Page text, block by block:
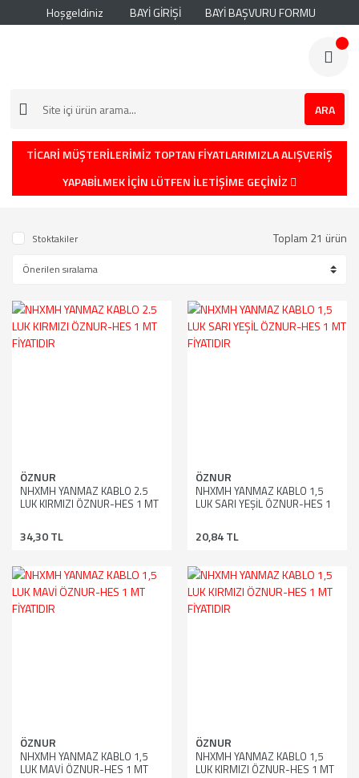
Hoşgeldiniz BAYİ GİRİŞİ BAYİ BAŞVURU FORMU
ARA
TİCARİ MÜŞTERİLERİMİZ TOPTAN FİYATLARIMIZLA ALIŞVERİŞ
YAPABİLMEK İÇİN LÜTFEN İLETİŞİME GEÇİNİZ
Stoktakiler Toplam 21 ürün
ÖZNUR
NHXMH YANMAZ KABLO 2.5
LUK KIRMIZI ÖZNUR-HES 1 MT
34,30 TL
ÖZNUR
NHXMH YANMAZ KABLO 1,5
LUK SARI YEŞİL ÖZNUR-HES 1
20,84 TL
ÖZNUR
NHXMH YANMAZ KABLO 1,5
LUK MAVİ ÖZNUR-HES 1 MT
ÖZNUR
NHXMH YANMAZ KABLO 1,5
LUK KIRMIZI ÖZNUR-HES 1 MT